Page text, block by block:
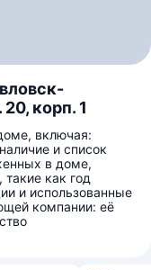
корп. 1
включая:
и список
в доме,
как год
и использованные
компании: её